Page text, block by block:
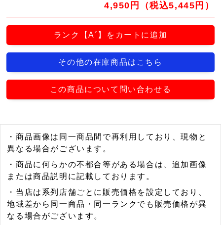
4,950円（税込5,445円）
ランク【A´】をカートに追加
その他の在庫商品はこちら
この商品について問い合わせる
・商品画像は同一商品間で再利用しており、現物と
異なる場合がございます。
・商品に何らかの不都合等がある場合は、追加画像
または商品説明に記載しております。
・当店は系列店舗ごとに販売価格を設定しており、
地域差から同一商品・同一ランクでも販売価格が異
なる場合がございます。